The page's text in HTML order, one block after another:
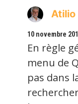
Atilio
10 novembre
En règle
menu de
pas dans